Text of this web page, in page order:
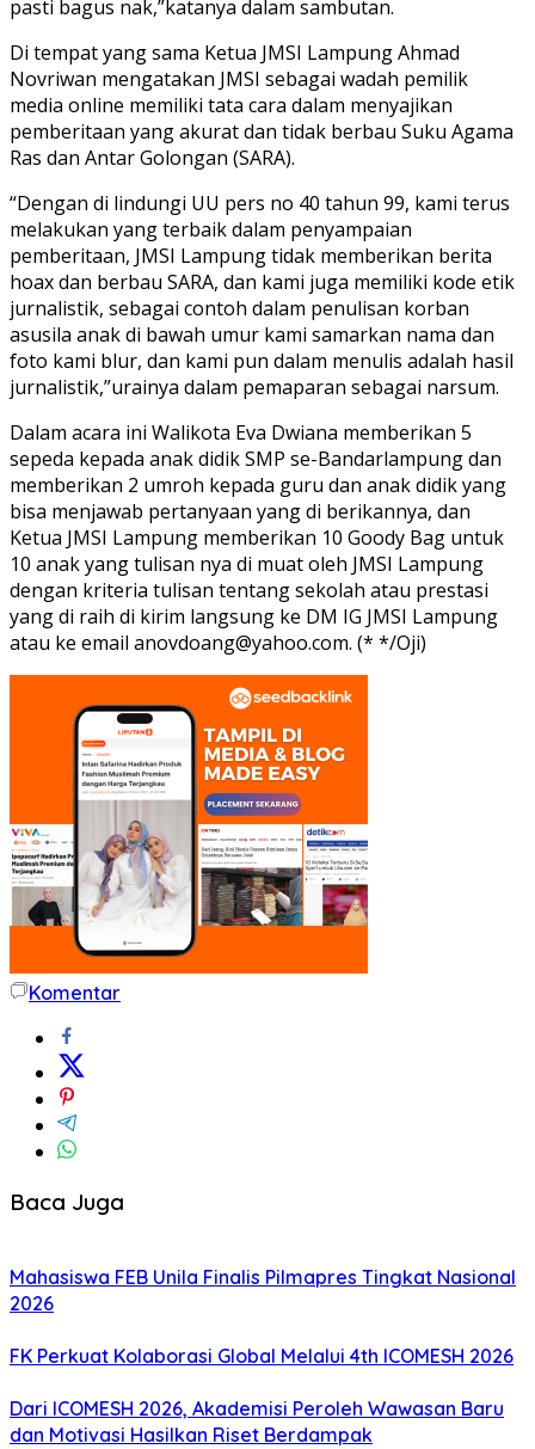
pasti bagus nak,”katanya dalam sambutan.
Di tempat yang sama Ketua JMSI Lampung Ahmad
Novriwan mengatakan JMSI sebagai wadah pemilik
media online memiliki tata cara dalam menyajikan
pemberitaan yang akurat dan tidak berbau Suku Agama
Ras dan Antar Golongan (SARA).
“Dengan di lindungi UU pers no 40 tahun 99, kami terus
melakukan yang terbaik dalam penyampaian
pemberitaan, JMSI Lampung tidak memberikan berita
hoax dan berbau SARA, dan kami juga memiliki kode etik
jurnalistik, sebagai contoh dalam penulisan korban
asusila anak di bawah umur kami samarkan nama dan
foto kami blur, dan kami pun dalam menulis adalah hasil
jurnalistik,”urainya dalam pemaparan sebagai narsum.
Dalam acara ini Walikota Eva Dwiana memberikan 5
sepeda kepada anak didik SMP se-Bandarlampung dan
memberikan 2 umroh kepada guru dan anak didik yang
bisa menjawab pertanyaan yang di berikannya, dan
Ketua JMSI Lampung memberikan 10 Goody Bag untuk
10 anak yang tulisan nya di muat oleh JMSI Lampung
dengan kriteria tulisan tentang sekolah atau prestasi
yang di raih di kirim langsung ke DM IG JMSI Lampung
atau ke email anovdoang@yahoo.com. (* */Oji)
Komentar
Baca Juga
Mahasiswa FEB Unila Finalis Pilmapres Tingkat Nasional
2026
FK Perkuat Kolaborasi Global Melalui 4th ICOMESH 2026
Dari ICOMESH 2026, Akademisi Peroleh Wawasan Baru
dan Motivasi Hasilkan Riset Berdampak